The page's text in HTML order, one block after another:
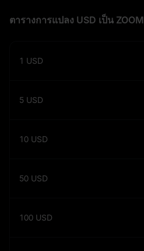
ตารางการแปลง USD เป็น ZOOM
1 USD
5 USD
10 USD
50 USD
100 USD